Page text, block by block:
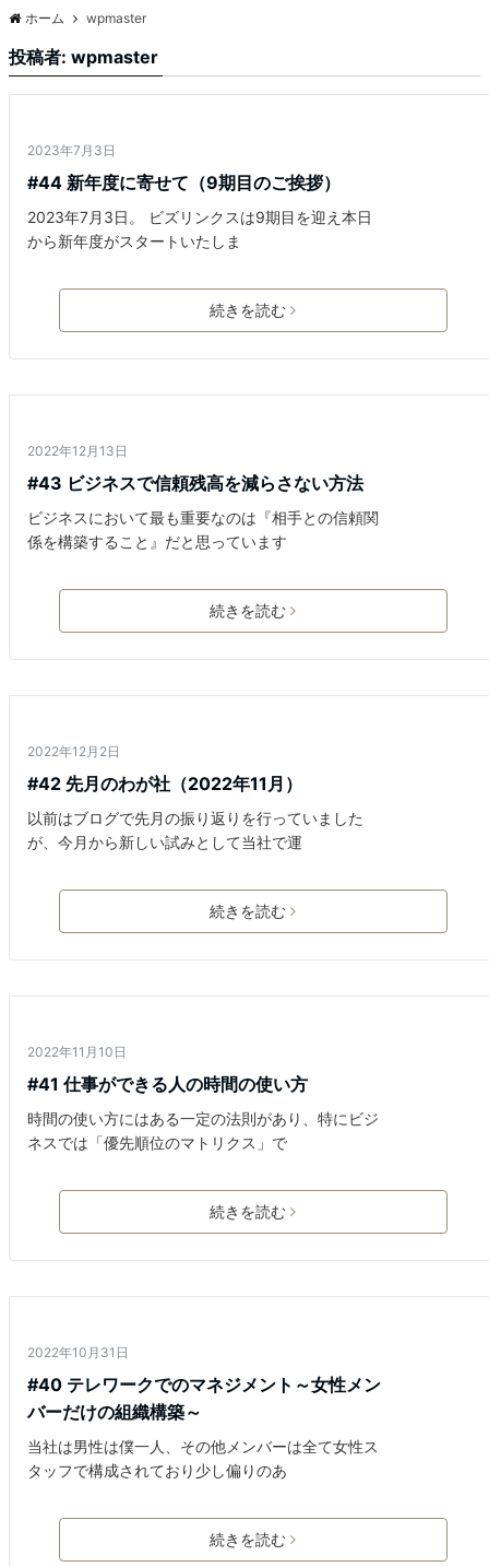
ホーム wpmaster
投稿者: wpmaster
2023年7月3日
#44 新年度に寄せて（9期目のご挨拶）
2023年7月3日。 ビズリンクスは9期目を迎え本日
から新年度がスタートいたしま
続きを読む
2022年12月13日
#43 ビジネスで信頼残高を減らさない方法
ビジネスにおいて最も重要なのは『相手との信頼関
係を構築すること』だと思っています
続きを読む
2022年12月2日
#42 先月のわが社（2022年11月）
以前はブログで先月の振り返りを行っていました
が、今月から新しい試みとして当社で運
続きを読む
2022年11月10日
#41 仕事ができる人の時間の使い方
時間の使い方にはある一定の法則があり、特にビジ
ネスでは「優先順位のマトリクス」で
続きを読む
2022年10月31日
#40 テレワークでのマネジメント～女性メン
バーだけの組織構築～
当社は男性は僕一人、その他メンバーは全て女性ス
タッフで構成されており少し偏りのあ
続きを読む